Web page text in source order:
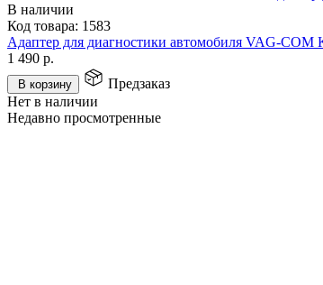
В наличии
Код товара: 1583
Адаптер для диагностики автомобиля VAG-
1 490 р.
В корзину
Предзаказ
Нет в наличии
Недавно просмотренные